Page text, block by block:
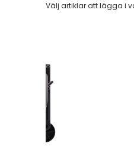
Välj artiklar att lägga i